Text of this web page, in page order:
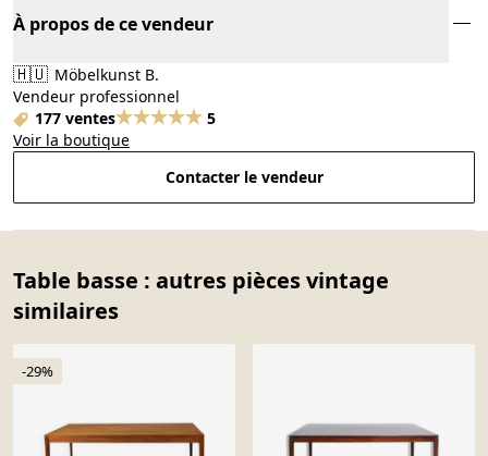
À propos de ce vendeur
🇭🇺 Möbelkunst B.
Vendeur professionnel
177 ventes
5
Voir la boutique
Contacter le vendeur
Table basse : autres pièces vintage
similaires
-29%